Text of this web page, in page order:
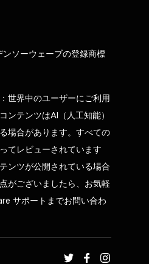
ソーウェーブの登録商標
：世界中のユーザーにご利用
ンテンツはAI（人工知能）
場合があります。すべての
てレビューされています
ンツが公開されている場合
がございましたら、お気軽
サポートまでお問い合わ